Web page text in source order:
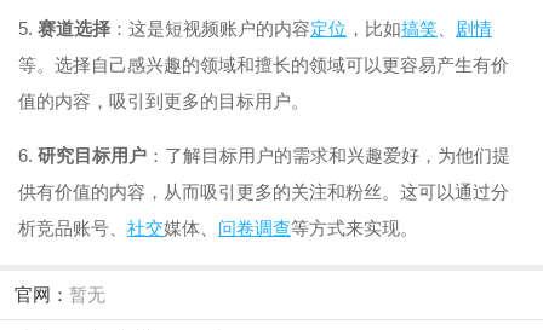
5. 赛道选择 ：这是短视频账户的内容定位 ，比如搞笑
剧情
等。选择自己感兴趣的领域和擅长的领域可以更容易产生有价
值的内容，吸引到更多的目标用户。
6. 研究目标用户 ：了解目标用户的需求和兴趣爱好，为他们提
供有价值的内容，从而吸引更多的关注和粉丝。这可以通过分
析竞品账号、 社交媒体、 问卷调查等方式来实现。
官网： 暂无